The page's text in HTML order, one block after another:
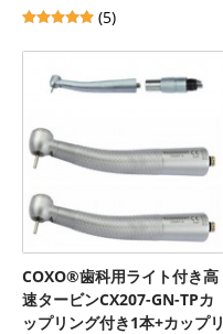
(5)
COXO®歯科用ライト付き高
速タービンCX207-GN-TPカ
ップリング付き1本+カップリ